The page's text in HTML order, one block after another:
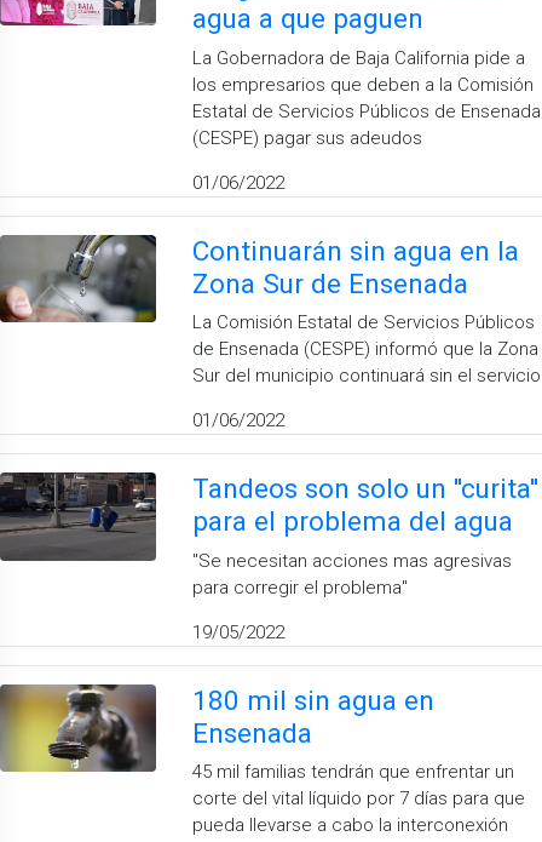
agua a que paguen
La Gobernadora de Baja California pide a
los empresarios que deben a la Comisión
Estatal de Servicios Públicos de Ensenada
(CESPE) pagar sus adeudos
01/06/2022
Continuarán sin agua en la
Zona Sur de Ensenada
La Comisión Estatal de Servicios Públicos
de Ensenada (CESPE) informó que la Zona
Sur del municipio continuará sin el servicio
01/06/2022
Tandeos son solo un ''curita''
para el problema del agua
''Se necesitan acciones mas agresivas
para corregir el problema''
19/05/2022
180 mil sin agua en
Ensenada
45 mil familias tendrán que enfrentar un
corte del vital líquido por 7 días para que
pueda llevarse a cabo la interconexión